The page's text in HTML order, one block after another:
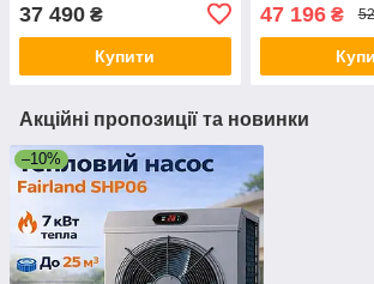
37 490 ₴
Купити
води в басейні
47 196₴
Акційні пропозиції та новинки
–10%